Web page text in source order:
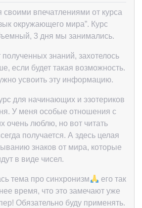
своими впечатлениями от курса
окружающего мира”. Курс
3 дня мы занимались.
полученных знаний, захотелось
если будет такая возможность.
усвоить эту информацию.
для начинающих и эзотериков
У меня особые отношения с
очень люблю, но вот читать
получается. А здесь целая
знаков от мира, которые
в виде чисел.
тема про синхронизм
его так
время, что это замечают уже
Обязательно буду применять.